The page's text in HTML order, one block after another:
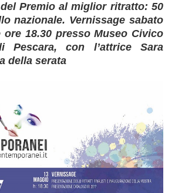
Premio al miglior ritratto: 50
nazionale. Vernissage sabato
ore 18.30 presso Museo Civico
Pescara, con l’attrice Sara
della serata